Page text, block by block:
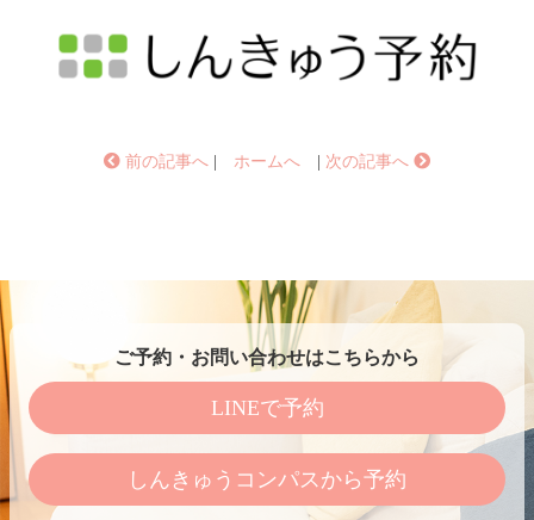
前の記事へ ホームへ 次の記事へ
ご予約・お問い合わせはこちらから
LINEで予約
しんきゅうコンパスから予約